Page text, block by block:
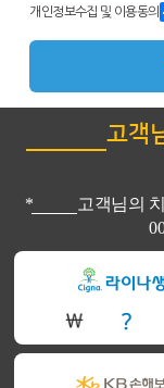
개인정보수집 및 이용동의
고객
*
고객님의